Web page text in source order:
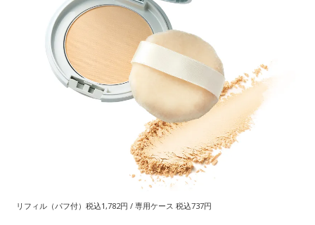
リフィル（パフ付）税込1,782円 / 専用ケース 税込737円